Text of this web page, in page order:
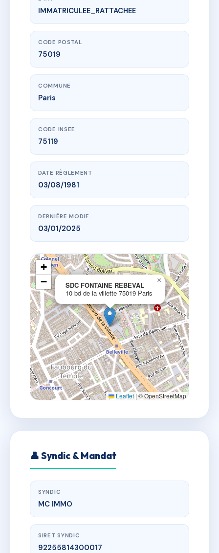
www.vme.plus/AB0024851
SDC FONTAINE REBEVAL
10 bd de la villette
IMMATRICULEE_RATTACHEE
CODE POSTAL
75019
COMMUNE
Paris
CODE INSEE
75119
DATE RÈGLEMENT
03/08/1981
DERNIÈRE MODIF.
03/01/2025
SDC FONTAINE REBEVAL
10 bd de la villette 75019 Paris
×
+
−
Leaflet | © OpenStreetMap
👤 Syndic & Mandat
SYNDIC
MC IMMO
SIRET SYNDIC
92255814300017